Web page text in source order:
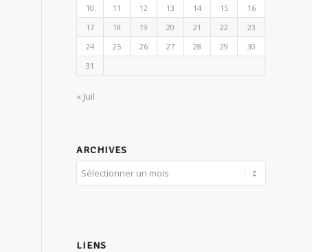
10
11 12 13 14 15
16
17
18 19 20 21 22
23
24
25 26 27 28 29
30
31
« Juil
ARCHIVES
LIENS